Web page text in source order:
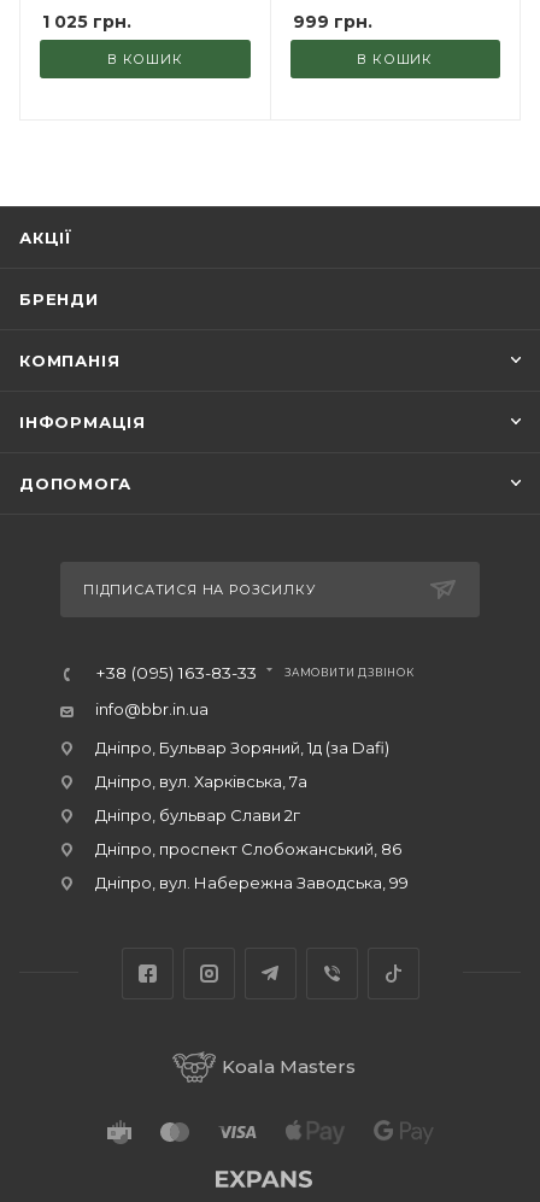
1 025 грн.
В КОШИК
999 грн.
В КОШИК
АКЦІЇ
БРЕНДИ
КОМПАНІЯ
ІНФОРМАЦІЯ
ДОПОМОГА
ПІДПИСАТИСЯ НА РОЗСИЛКУ
+38 (095) 163-83-33 ЗАМОВИТИ ДЗВІНОК
info@bbr.in.ua
Дніпро, Бульвар Зоряний, 1д (за Dafi)
Дніпро, вул. Харківська, 7а
Дніпро, бульвар Слави 2г
Дніпро, проспект Слобожанський, 86
Дніпро, вул. Набережна Заводська, 99
Koala Masters